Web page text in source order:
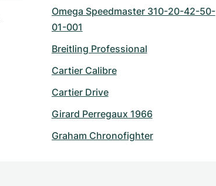
Omega Speedmaster 310-20-42-50-
01-001
Breitling Professional
Cartier Calibre
Cartier Drive
Girard Perregaux 1966
Graham Chronofighter